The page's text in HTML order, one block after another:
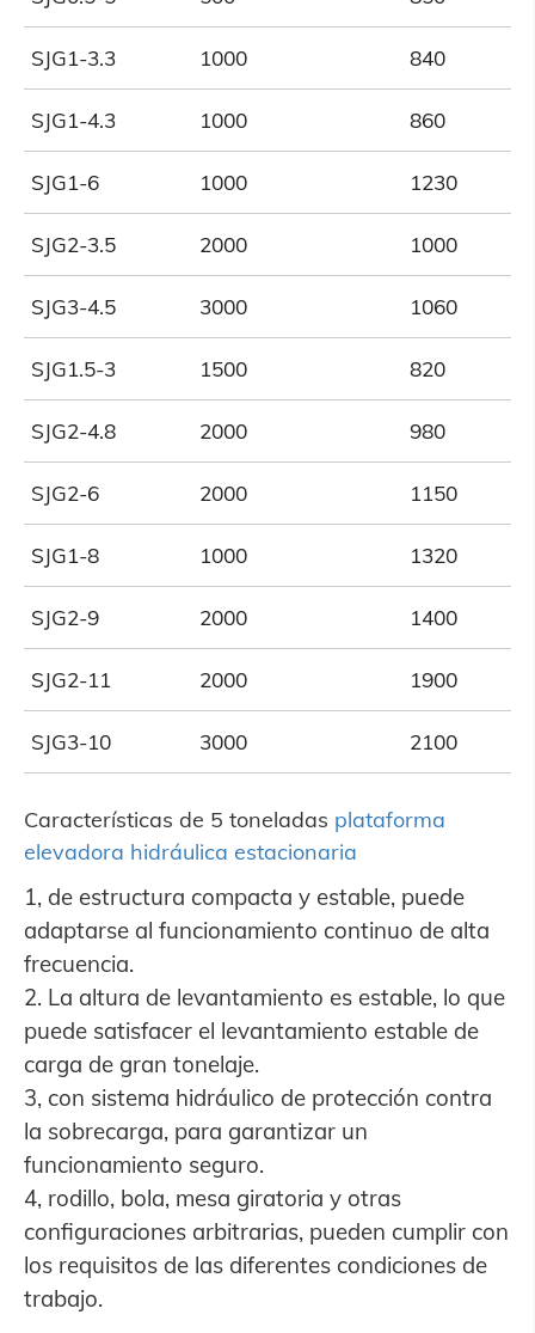
SJG1-3.3 1000 840
SJG1-4.3 1000 860
SJG1-6 1000 1230
SJG2-3.5 2000 1000
SJG3-4.5 3000 1060
SJG1.5-3 1500 820
SJG2-4.8 2000 980
SJG2-6 2000 1150
SJG1-8 1000 1320
SJG2-9 2000 1400
SJG2-11 2000 1900
SJG3-10 3000 2100
Características de 5 toneladas plataforma
elevadora hidráulica estacionaria
1, de estructura compacta y estable, puede
adaptarse al funcionamiento continuo de alta
frecuencia.
2. La altura de levantamiento es estable, lo que
puede satisfacer el levantamiento estable de
carga de gran tonelaje.
3, con sistema hidráulico de protección contra
la sobrecarga, para garantizar un
funcionamiento seguro.
4, rodillo, bola, mesa giratoria y otras
configuraciones arbitrarias, pueden cumplir con
los requisitos de las diferentes condiciones de
trabajo.